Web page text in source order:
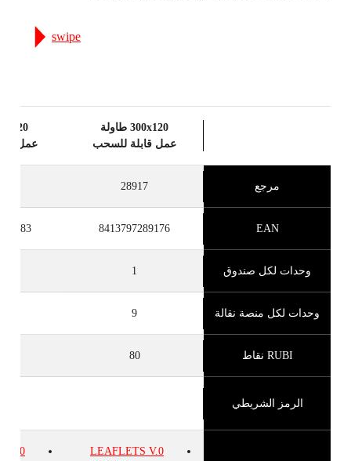
عن طريق تسجيل هذا المنتج في RUBI
swipe
300x120 طاولة
عمل قابلة للسحب
عمل
مرجع 28917
EAN
8413797289176
وحدات لكل صندوق 1
وحدات لكل منصة نقالة 9
RUBI نقاط 80
الرمز الشريطي
LEAFLETS V.0
V.0